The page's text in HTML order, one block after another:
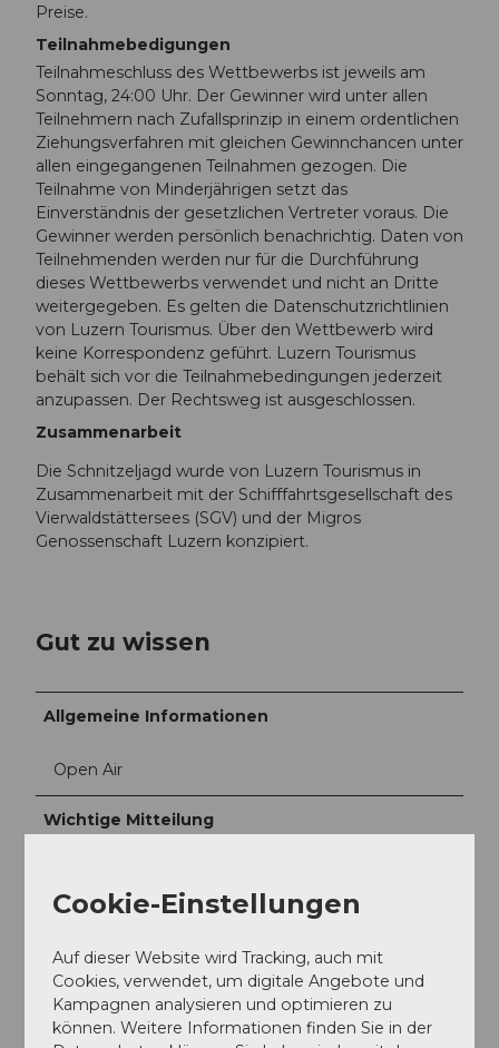
Preise.
Teilnahmebedigungen
Teilnahmeschluss des Wettbewerbs ist jeweils am
Sonntag, 24:00 Uhr. Der Gewinner wird unter allen
Teilnehmern nach Zufallsprinzip in einem ordentlichen
Ziehungsverfahren mit gleichen Gewinnchancen unter
allen eingegangenen Teilnahmen gezogen. Die
Teilnahme von Minderjährigen setzt das
Einverständnis der gesetzlichen Vertreter voraus. Die
Gewinner werden persönlich benachrichtig. Daten von
Teilnehmenden werden nur für die Durchführung
dieses Wettbewerbs verwendet und nicht an Dritte
weitergegeben. Es gelten die Datenschutzrichtlinien
von Luzern Tourismus. Über den Wettbewerb wird
keine Korrespondenz geführt. Luzern Tourismus
behält sich vor die Teilnahmebedingungen jederzeit
anzupassen. Der Rechtsweg ist ausgeschlossen.
Zusammenarbeit
Die Schnitzeljagd wurde von Luzern Tourismus in
Zusammenarbeit mit der Schifffahrtsgesellschaft des
Vierwaldstättersees (SGV) und der Migros
Genossenschaft Luzern konzipiert.
Gut zu wissen
Allgemeine Informationen
Open Air
Wichtige Mitteilung
- Gewinnspiel mit Preisen
- 9 Posten zum Finden
- Für Kinderwagen geeignet
Zielgruppe
Cookie-Einstellungen
Auf dieser Website wird Tracking, auch mit
Cookies, verwendet, um digitale Angebote und
Kampagnen analysieren und optimieren zu
können. Weitere Informationen finden Sie in der